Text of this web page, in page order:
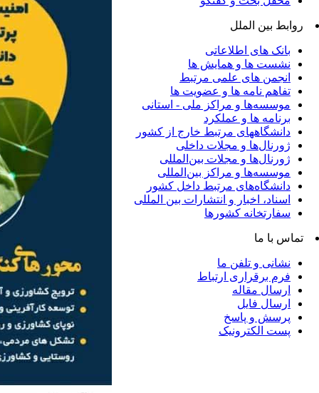
روابط بین الملل
بانک های اطلاعاتی
نشست ها و همایش ها
انجمن های علمی مرتبط
تفاهم نامه ها و عضویت ها
موسسه‌ها و مراکز ملی - استانی
برنامه ها و عملکرد
دانشگاههای مرتبط خارج از کشور
ژورنال‌ها و مجلات داخلی
ژورنال‌ها و مجلات بین‌المللی
موسسه‌ها و مراکز بین‌المللی
دانشگاه‌های مرتبط داخل کشور
اسناد، اخبار و انتشارات بین المللی
سفارتخانه کشورها
تماس با ما
نشانی و تلفن ما
فرم برقراری ارتباط
ارسال مقاله
ارسال فایل
پرسش و پاسخ
پست الکترونیک